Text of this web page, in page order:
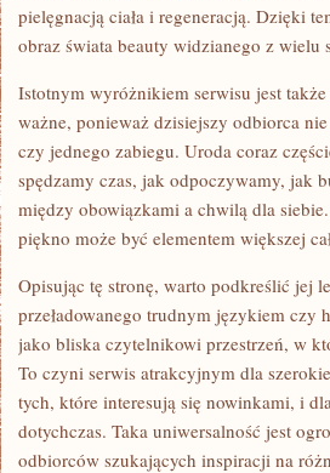
pielęgnacją ciała i regeneracją. Dzięki
obraz świata beauty widzianego z wielu
Istotnym wyróżnikiem serwisu jest
ważne, ponieważ dzisiejszy odbiorca
czy jednego zabiegu. Uroda coraz
spędzamy czas, jak odpoczywamy, jak
między obowiązkami a chwilą dla
piękno może być elementem większej
Opisując tę stronę, warto podkreślić jej
przeładowanego trudnym językiem czy
jako bliska czytelnikowi przestrzeń, w
To czyni serwis atrakcyjnym dla
tych, które interesują się nowinkami, i
dotychczas. Taka uniwersalność jest
odbiorców szukających inspiracji na